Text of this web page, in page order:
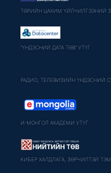
ТӨРИЙН ЦАХИМ ҮЙЛЧИЛГЭЭНИЙ
"ҮНДЭСНИЙ ДАТА ТӨВ" УТҮГ
РАДИО, ТЕЛЕВИЗИЙН ҮНДЭСНИЙ
И-МОНГОЛ АКАДЕМИ УТҮГ
КИБЕР ХАЛДЛАГА, ЗӨРЧИЛТЭЙ